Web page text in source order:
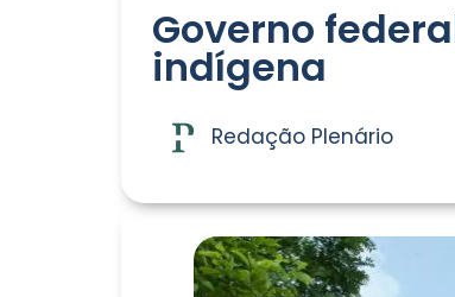
Governo
indígena
Redação Plenário